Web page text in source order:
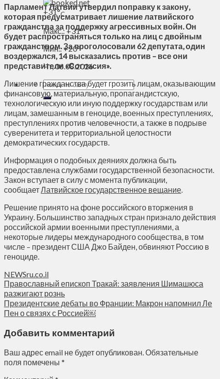
+31°C
Макс.:+31°
Мин.:+20°
Чт, 06.08.2026
Парламент Латвии утвердил поправку к закону,
которая предусматривает лишение латвийского
гражданства за поддержку агрессивных войн. Он
будет распространяться только на лиц с двойным
гражданством. За проголосовали 62 депутата, один
воздержался, 14 высказались против – все они
представители «Согласия».
Лишение гражданства будет грозить лицам, оказывающим
финансовую, материальную, пропагандистскую,
технологическую или иную поддержку государствам или
лицам, замешанным в геноциде, военных преступлениях,
преступлениях против человечности, а также в подрыве
суверенитета и территориальной целостности
демократических государств.
Информация о подобных деяниях должна быть
предоставлена службами государственной безопасности.
Закон вступает в силу с момента публикации,
сообщаетЛатвийское государственное вещание.
Решение принято на фоне российского вторжения в
Украину. Большинство западных стран признало действия
российской армии военными преступлениями, а
некоторые лидеры международного сообщества, в том
числе – президент США Джо Байден, обвиняют Россию в
геноциде.
NEWSru.co.il
Православный епископ Тракай: заявления Шимашюса
разжигают рознь
Президентские дебаты во Франции: Макрон напомнил Ле
Пен о связях с Россией￼
Добавить комментарий
Ваш адрес email не будет опубликован.Обязательные
поля помечены *